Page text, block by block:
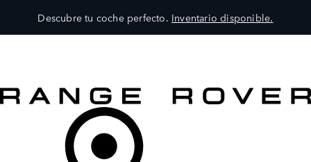
Descubre tu coche perfecto. Inventario disponible.